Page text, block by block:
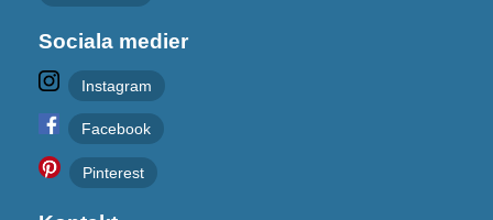
Sociala medier
Instagram
Facebook
Pinterest